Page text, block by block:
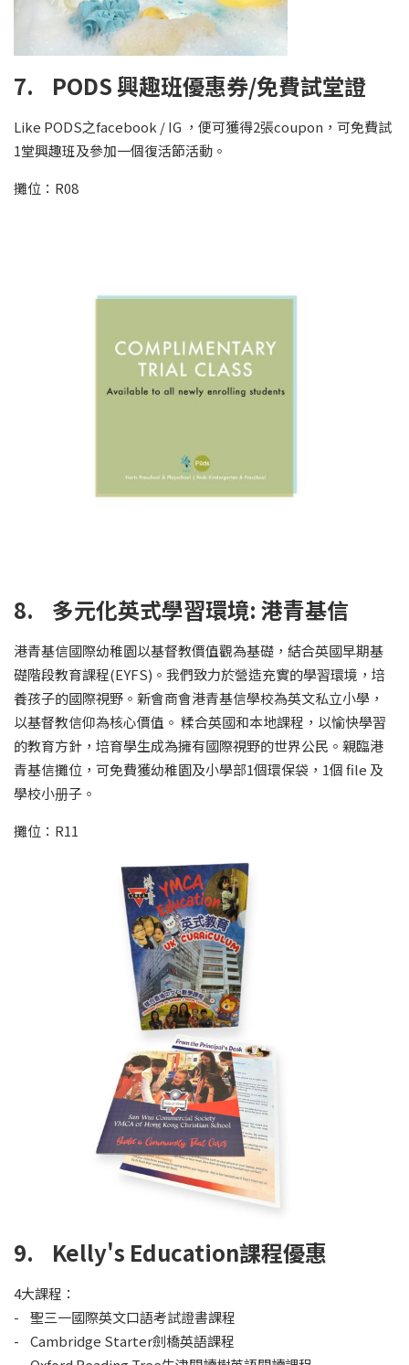
7. PODS 興趣班優惠券/免費試堂證
Like PODS之facebook / IG ，便可獲得2張coupon，可免費試
1堂興趣班及參加一個復活節活動。
攤位：R08
8. 多元化英式學習環境: 港青基信
港青基信國際幼稚園以基督教價值觀為基礎，結合英國早期基
礎階段教育課程(EYFS)。我們致力於營造充實的學習環境，培
養孩子的國際視野。新會商會港青基信學校為英文私立小學，
以基督教信仰為核心價值。 糅合英國和本地課程，以愉快學習
的教育方針，培育學生成為擁有國際視野的世界公民。親臨港
青基信攤位，可免費獲幼稚園及小學部1個環保袋，1個 file 及
學校小册子。
攤位：R11
9. Kelly's Education課程優惠
4大課程：
- 聖三一國際英文口語考試證書課程
- Cambridge Starter劍橋英語課程